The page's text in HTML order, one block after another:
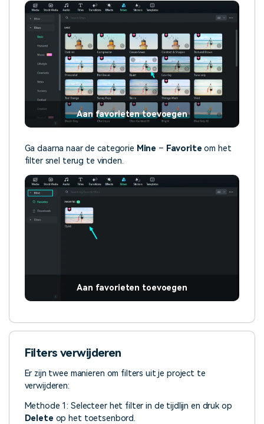
Aan favorieten toevoegen
Ga daarna naar de categorie Mine – Favorite om het
filter snel terug te vinden.
Aan favorieten toevoegen
Filters verwijderen
Er zijn twee manieren om filters uit je project te
verwijderen:
Methode 1: Selecteer het filter in de tijdlijn en druk op
Delete op het toetsenbord.